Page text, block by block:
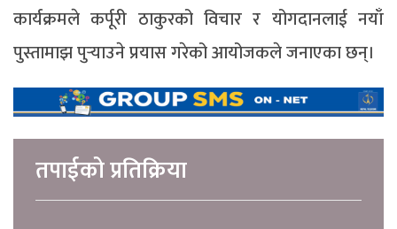
कार्यक्रमले कर्पूरी ठाकुरको विचार र योगदानलाई नयाँ
पुस्तामाझ पुर्‍याउने प्रयास गरेको आयोजकले जनाएका छन्।
तपाईको प्रतिक्रिया